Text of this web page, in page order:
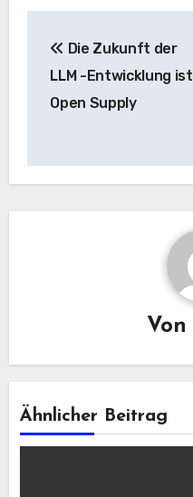
Navigation
Die Zukunft der
LLM -Entwicklung ist
Open Supply
Von
Ähnlicher Beitrag